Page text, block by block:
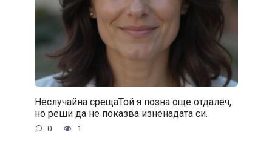
Неслучайна срещаТой я позна още отдалеч,
но реши да не показва изненадата си.
0 1